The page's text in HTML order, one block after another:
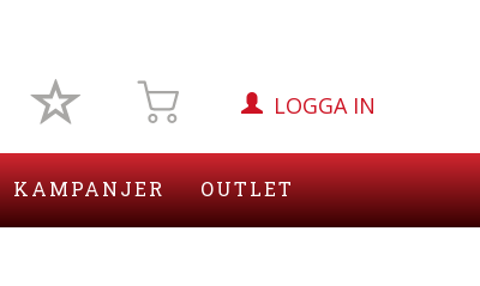
LOGGA IN
KAMPANJER OUTLET